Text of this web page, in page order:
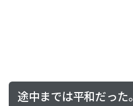
途中までは平和だった。